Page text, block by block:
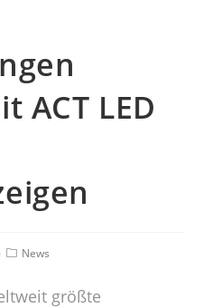
ACT LED
News
größte